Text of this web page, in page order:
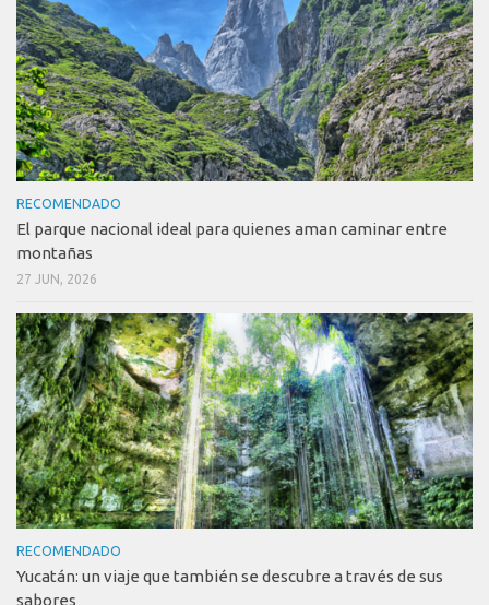
RECOMENDADO
El parque nacional ideal para quienes aman caminar entre
montañas
27 JUN, 2026
RECOMENDADO
Yucatán: un viaje que también se descubre a través de sus
sabores